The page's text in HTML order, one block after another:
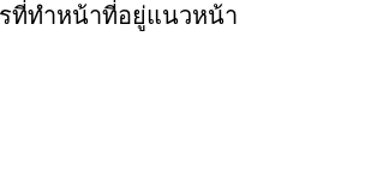
ที่ทำหน้าที่อยู่แนวหน้า